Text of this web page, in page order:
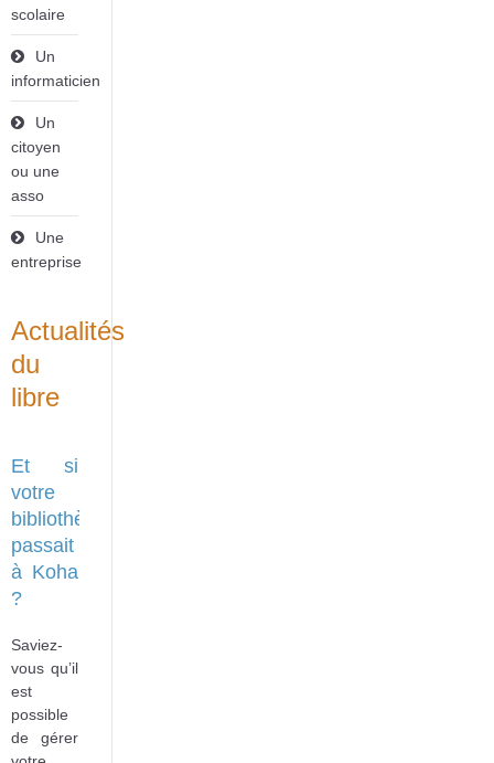
scolaire
Un
informaticien
Un
citoyen
ou une
asso
Une
entreprise
Actualités
du
libre
Et si
votre
bibliothèque
passait
à Koha
?
Saviez-
vous qu’il
est
possible
de gérer